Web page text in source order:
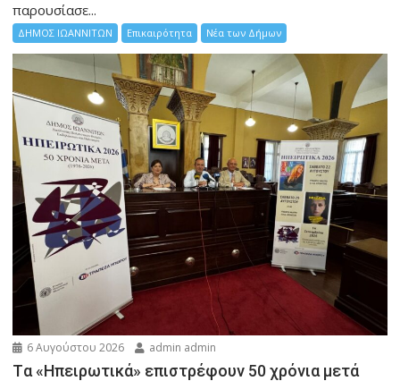
παρουσίασε...
ΔΗΜΟΣ ΙΩΑΝΝΙΤΩΝ Επικαιρότητα Νέα των Δήμων
6 Αυγούστου 2026 admin admin
Tα «Ηπειρωτικά» επιστρέφουν 50 χρόνια μετά